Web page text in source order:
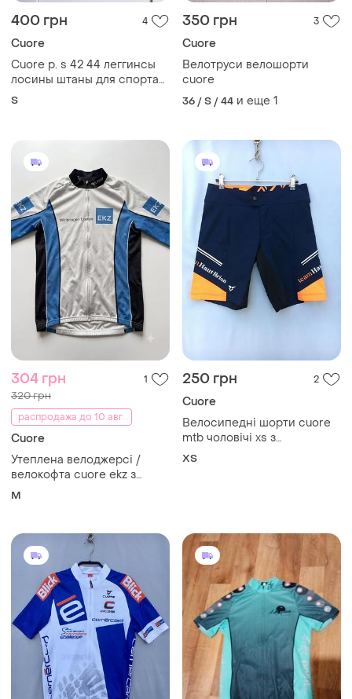
400 грн 4
Cuore
Cuore р. s 42 44 леггинсы
лосины штаны для спорта
вело велоштаны
S
350 грн 3
Cuore
Велотруси велошорти
cuore
36 / S / 44 и еще 1
304 грн 1
320 грн
распродажа до 10 авг.
Cuore
Утеплена велоджерсі /
велокофта cuore ekz з
довгим рукавом, розмір m
M
250 грн 2
Cuore
Велосипедні шорти cuore
mtb чоловічі xs з
карманами велошорти
XS